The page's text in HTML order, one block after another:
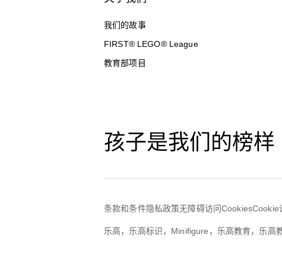
我们的故事
FIRST® LEGO® League
教育部项目
孩子是我们的榜样
条款和条件隐私政策无障碍访问CookiesCookie
乐高，乐高标识，Minifigure，乐高教育，乐高